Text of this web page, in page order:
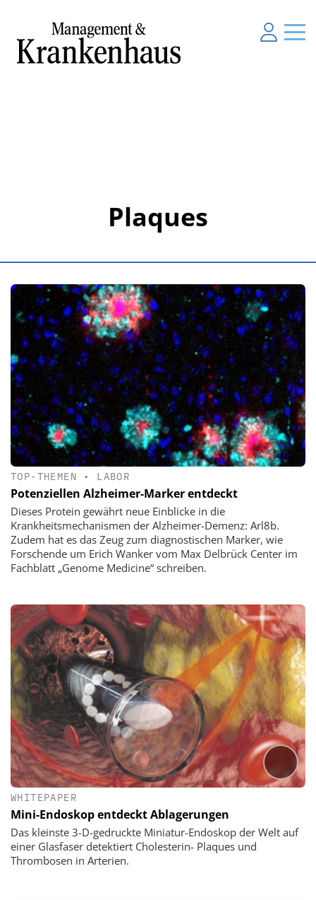
Plaques
TOP-THEMEN • LABOR
Potenziellen Alzheimer-Marker entdeckt
Dieses Protein gewährt neue Einblicke in die
Krankheitsmechanismen der Alzheimer-Demenz: Arl8b.
Zudem hat es das Zeug zum diagnostischen Marker, wie
Forschende um Erich Wanker vom Max Delbrück Center im
Fachblatt „Genome Medicine“ schreiben.
WHITEPAPER
Mini-Endoskop entdeckt Ablagerungen
Das kleinste 3-D-gedruckte Miniatur-Endoskop der Welt auf
einer Glasfaser detektiert Cholesterin- Plaques und
Thrombosen in Arterien.